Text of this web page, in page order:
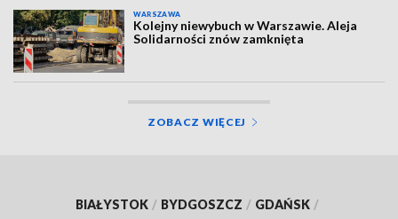
WARSZAWA
Kolejny niewybuch w Warszawie. Aleja
Solidarności znów zamknięta
ZOBACZ WIĘCEJ
BIAŁYSTOK / BYDGOSZCZ / GDAŃSK /